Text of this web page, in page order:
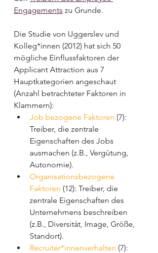
Engagements zu Grunde.
Die Studie von Uggerslev und
Kolleg*innen (2012) hat sich 50
mögliche Einflussfaktoren der
Applicant Attraction aus 7
Hauptkategorien angeschaut
(Anzahl betrachteter Faktoren in
Klammern):
Job bezogene Faktoren (7):
Treiber, die zentrale
Eigenschaften des Jobs
ausmachen (z.B., Vergütung,
Autonomie).
Organisationsbezogene
Faktoren (12): Treiber, die
zentrale Eigenschaften des
Unternehmens beschreiben
(z.B., Diversität, Image, Größe,
Standort).
Recruiter*innenverhalten (7):